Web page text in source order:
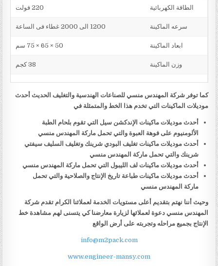
الطاقة الكهربائية 220 فولت
سرعه الماكينة 1200 الى 2000 غطاء فى الساعة
ابعاد الماكينة 50 × 65 × 75 سم
وزن الماكينة 38 كجم
كما توفر شركة المهندس منسي للصناعات الهندسية والتغليف الحديث أحدث
موديلات الماكينات التي تخدم هذا الخط والمتمثلة في
أحدث موديلات ماكينات الإندكشن سيل التي تقوم بلحام الطبة
الألومنيوم على فوهة العبوة والتي تحمل ماركة المهندس منسي
أحدث موديلات ماكينات تغليف البودي شرينك وتغليف السليف سيفتي
شرينك والتي تحمل ماركة المهندس منسي
أحدث موديلات ماكينات لف الليبول التي تحمل ماركة المهندس منسي
أحدث موديلات ماكينات طباعة تاريخ الإنتاج والصلاحية والتي تحمل
ماركة المهندس منسي
وحيث أننا نهتم بتقديم أعلى مستويات الخدمة لعملائنا الكرام تقدم شركة
المهندس منسي دعوة لعملائها لزيارة معارضنا كي يتسنى لهم مشاهدة خط
الإنتاج بجميع مراحله وتجربته على أرض الواقع
info@m2pack.com
www.engineer-mansy.com